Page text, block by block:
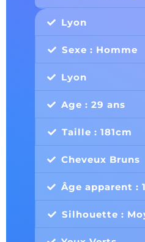
Lyon
Sexe : Homme
Lyon
Age : 29 ans
Taille : 181cm
Cheveux Bruns
Âge apparent :
Silhouette :